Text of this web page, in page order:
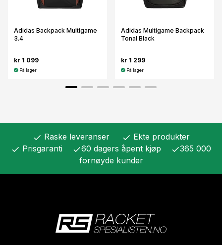
Adidas Backpack Multigame
3.4
kr 1 099
På lager
Adidas Multigame Backpack
Tonal Black
kr 1 299
På lager
check Raske leveranser check Ekte produkter
check Prisgaranti check60 dagers åpent kjøp check365 000
fornøyde kunder